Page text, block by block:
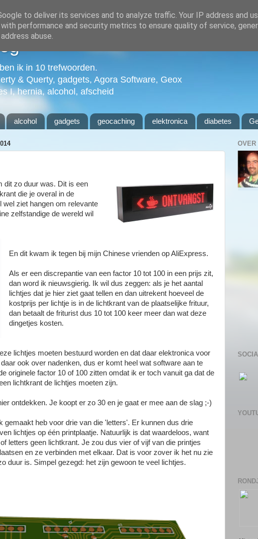
ik in 10 trefwoorden.
& Querty, gadgets, Agora Software, Geox
I, hernia, alcohol, afscheid
alcohol gadgets geocaching elektronica diabetes
dit zo duur was. Dit is een
die je overal in de
wel ziet hangen om relevante
zelfstandige de wereld wil
En dit kwam ik tegen bij mijn Chinese vrienden op AliExpress.
Als er een discrepantie van een factor 10 tot 100 in een prijs zit,
dan word ik nieuwsgierig. Ik wil dus zeggen: als je het aantal
lichtjes dat je hier ziet gaat tellen en dan uitrekent hoeveel de
kostprijs per lichtje is in de lichtkrant van de plaatselijke frituur,
dan betaalt de friturist dus 10 tot 100 keer meer dan wat deze
dingetjes kosten.
lichtjes moeten bestuurd worden en dat daar elektronica voor
ook over nadenken, dus er komt heel wat software aan te
originele factor 10 of 100 zitten omdat ik er toch vanuit ga dat de
lichtkrant de lichtjes moeten zijn.
ontdekken. Je koopt er zo 30 en je gaat er mee aan de slag ;-)
gemaakt heb voor drie van die 'letters'. Er kunnen dus drie
lichtjes op één printplaatje. Natuurlijk is dat waardeloos, want
letters geen lichtkrant. Je zou dus vier of vijf van die printjes
en ze verbinden met elkaar. Dat is voor zover ik het nu zie
duur is. Simpel gezegd: het zijn gewoon te veel lichtjes.
OVER
to deliver its services and to analyze traffic. Your IP address and
performance and security metrics to ensure quality of service,
abuse.